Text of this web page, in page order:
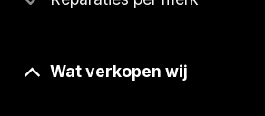
Wat verkopen wij